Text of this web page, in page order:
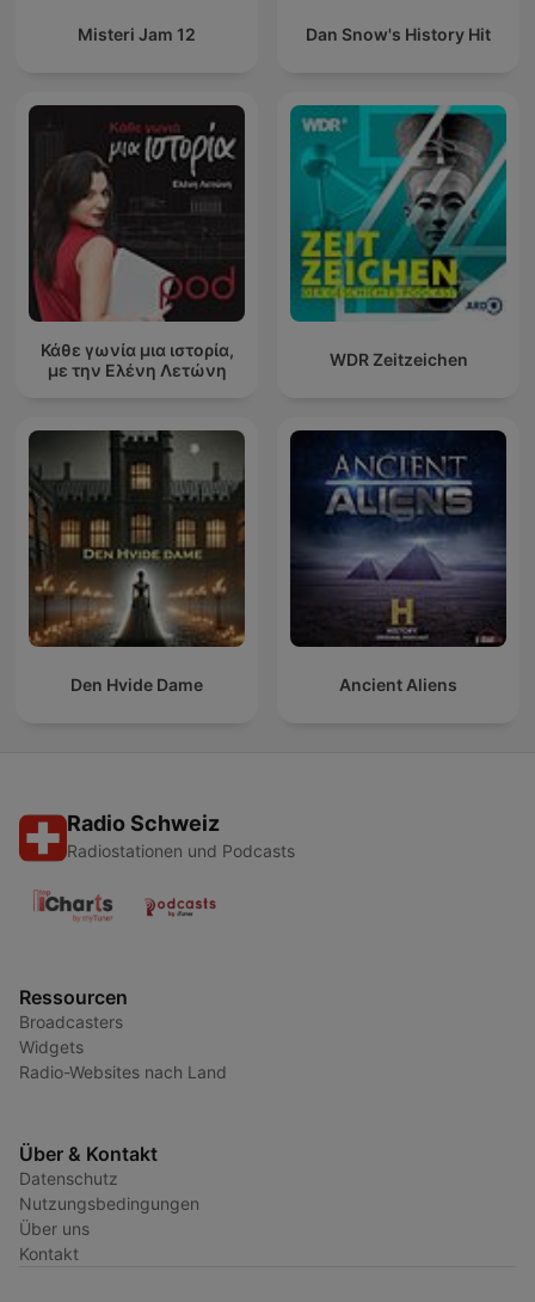
Misteri Jam 12 Dan Snow's History Hit
Κάθε γωνία μια ιστορία,
με την Ελένη Λετώνη
WDR Zeitzeichen
Den Hvide Dame Ancient Aliens
Radio Schweiz
Radiostationen und Podcasts
Ressourcen
Broadcasters
Widgets
Radio-Websites nach Land
Über & Kontakt
Datenschutz
Nutzungsbedingungen
Über uns
Kontakt